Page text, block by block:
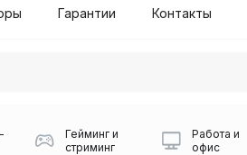
Гарантии Контакты
Гейминг и
стриминг
Работа и
офис